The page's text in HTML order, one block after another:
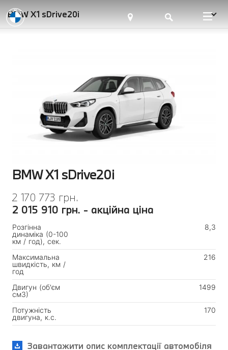
BMW X1 sDrive20i
BMW X1 sDrive20i
2 170 773 грн.
2 015 910 грн. - акційна ціна
Розгінна
динаміка (0-100
км / год), сек.
8,3
Максимальна
швидкість, км /
год
216
Двигун (об'єм
см3)
1499
Потужність
двигуна, к.с.
170
Завантажити опис комплектації автомобіля